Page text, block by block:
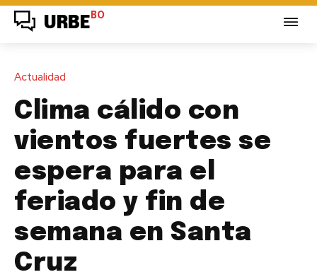
URBE BO
Actualidad
Clima cálido con
vientos fuertes se
espera para el
feriado y fin de
semana en Santa
Cruz